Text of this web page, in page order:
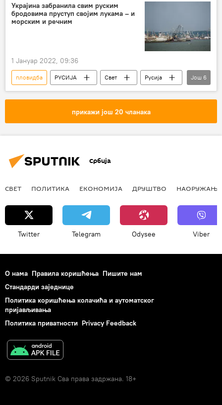
пројекти
Србија
Украјина забранила свим руским
бродовима пруступ својим лукама – и
морским и речним
1 Јануар 2022, 09:36
пловидба РУСИЈА Свет
Русија
Политика
Украјина
забрана
Свет – политика
Још 6
прикажи још 20 чланака
Србија
СВЕТ ПОЛИТИКА ЕКОНОМИЈА ДРУШТВО НАОРУЖАЊЕ
Twitter Telegram Odysee Viber
О нама Правила коришћења Пишите нам
Стандарди заједнице
Политика коришћења колачића и аутоматског
пријављивања
Политика приватности Privacy Feedback
© 2026 Sputnik Сва права задржана. 18+